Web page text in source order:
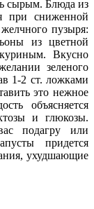
сырым. Блюда из
при сниженной
пузыря:
из цветной
Вкусно
зеленого
1-2 ст. ложками
это нежное
объясняется
и глюкозы.
подагру или
придется
ухудшающие